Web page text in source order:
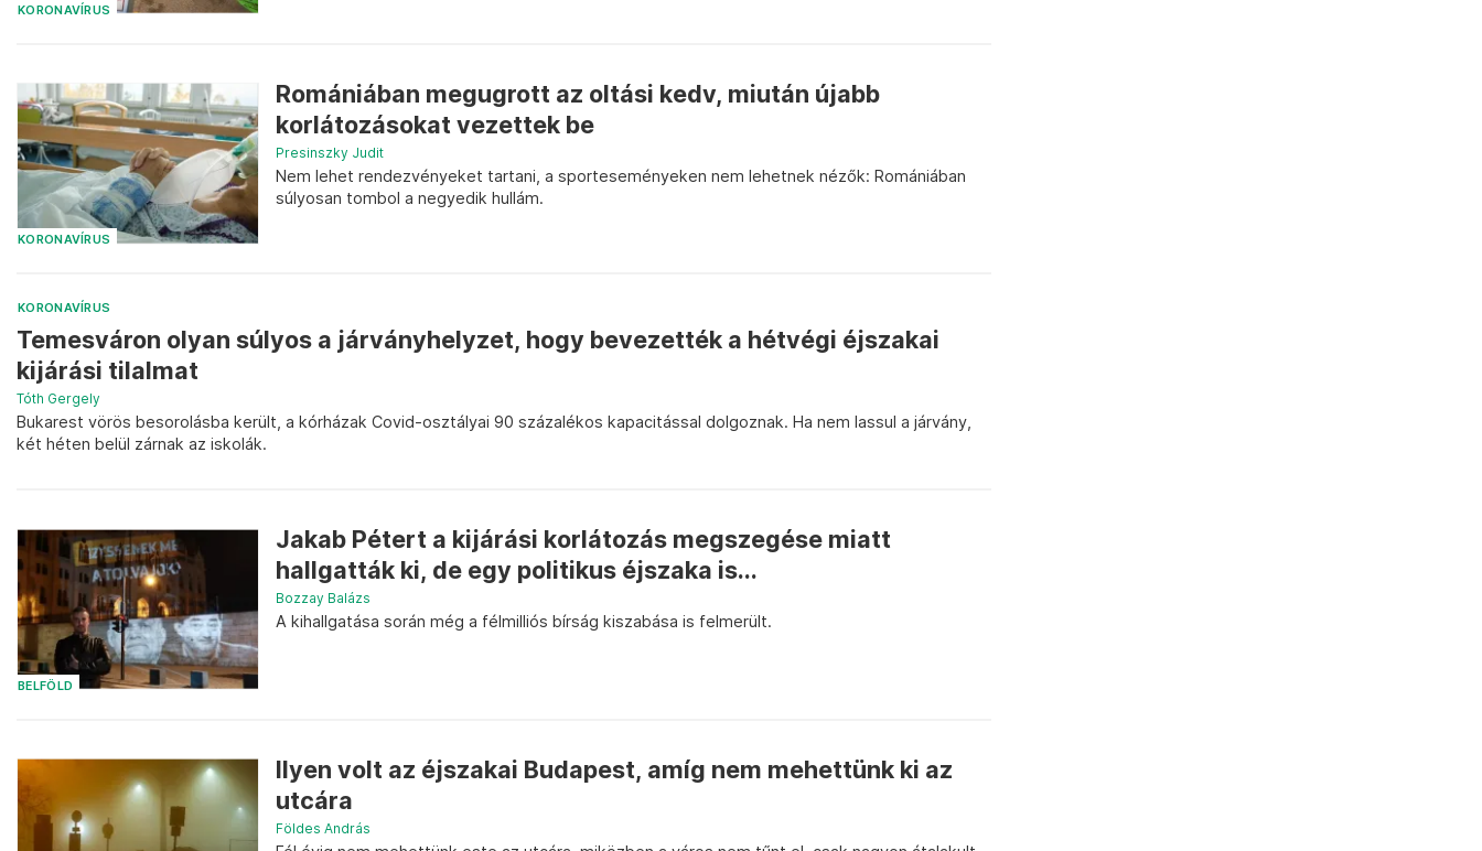
KORONAVÍRUS
KORONAVÍRUS
Romániában megugrott az oltási kedv, miután újabb
korlátozásokat vezettek be
Presinszky Judit
Nem lehet rendezvényeket tartani, a sporteseményeken nem lehetnek nézők: Romániában
súlyosan tombol a negyedik hullám.
KORONAVÍRUS
Temesváron olyan súlyos a járványhelyzet, hogy bevezették a hétvégi éjszakai
kijárási tilalmat
Tóth Gergely
Bukarest vörös besorolásba került, a kórházak Covid-osztályai 90 százalékos kapacitással dolgoznak. Ha nem lassul a járvány,
két héten belül zárnak az iskolák.
BELFÖLD
Jakab Pétert a kijárási korlátozás megszegése miatt
hallgatták ki, de egy politikus éjszaka is...
Bozzay Balázs
A kihallgatása során még a félmilliós bírság kiszabása is felmerült.
Ilyen volt az éjszakai Budapest, amíg nem mehettünk ki az
utcára
Földes András